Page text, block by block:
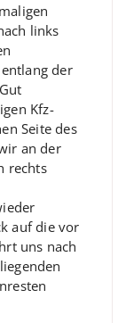
links
der
Kfz-
Seite des
an der
rechts
auf die vor
uns nach